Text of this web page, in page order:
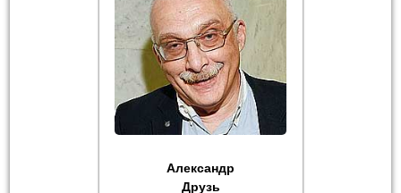
Александр
Друзь